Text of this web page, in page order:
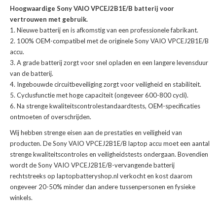
Hoogwaardige Sony VAIO VPCEJ2B1E/B batterij voor
vertrouwen met gebruik.
Nieuwe batterij en is afkomstig van een professionele fabrikant.
100% OEM-compatibel met deoriginele Sony VAIO VPCEJ2B1E/B
accu.
A grade batterij zorgt voor snel opladen en een langere levensduur
van de batterij.
Ingebouwde circuitbeveiliging zorgt voor veiligheid en stabiliteit.
Cyclusfunctie met hoge capaciteit (ongeveer 600-800 cycli).
Na strenge kwaliteitscontrolestandaardtests, OEM-specificaties
ontmoeten of overschrijden.
Wij hebben strenge eisen aan de prestaties en veiligheid van
producten. DeSony VAIO VPCEJ2B1E/B laptop accu moet een aantal
strenge kwaliteitscontroles en veiligheidstests ondergaan. Bovendien
wordt deSony VAIO VPCEJ2B1E/B-vervangende batterij
rechtstreeks op laptopbatteryshop.nl verkocht en kost daarom
ongeveer 20-50% minder dan andere tussenpersonen en fysieke
winkels.